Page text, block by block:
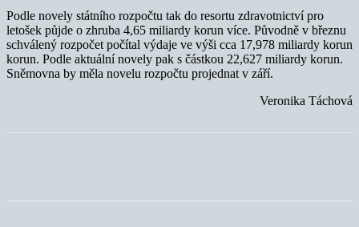
Podle novely státního rozpočtu tak do resortu zdravotnictví pro
letošek půjde o zhruba 4,65 miliardy korun více. Původně v březnu
schválený rozpočet počítal výdaje ve výši cca 17,978 miliardy korun
korun. Podle aktuální novely pak s částkou 22,627 miliardy korun.
Sněmovna by měla novelu rozpočtu projednat v září.
Veronika Táchová